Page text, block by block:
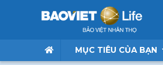
MỤC TIÊU CỦA BẠN